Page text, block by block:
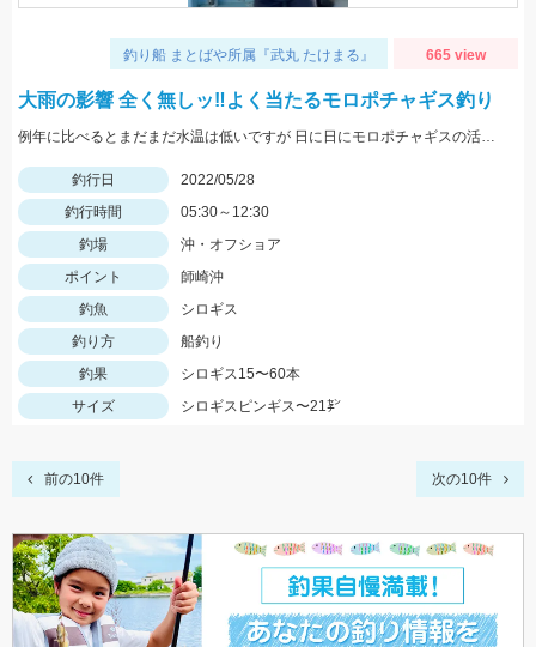
釣り船 まとばや所属『武丸 たけまる』 665 view
大雨の影響 全く無しッ‼︎よく当たるモロポチャギス釣り
例年に比べるとまだまだ水温は低いですが 日に日にモロポチャギスの活性 高まってますよッ(^-^)
釣行日
2022/05/28
釣行時間
05:30～12:30
釣場
沖・オフショア
ポイント
師崎沖
釣魚
シロギス
釣り方
船釣り
釣果
シロギス15〜60本
サイズ
シロギスピンギス〜21㌢
前の10件 次の10件